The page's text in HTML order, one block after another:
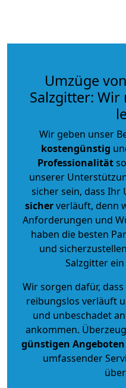
Umzüge
Salzgitter:
Wir geben unser
kostengünstig
Professionalität
unserer
sicher sein, dass Ihr
sicherverläuft, denn
Anforderungen und
haben die besten
und
Salzgitter
Wir sorgen dafür,
reibungslos verläuft
und unbeschadet
ankommen.
günstigen
umfassender